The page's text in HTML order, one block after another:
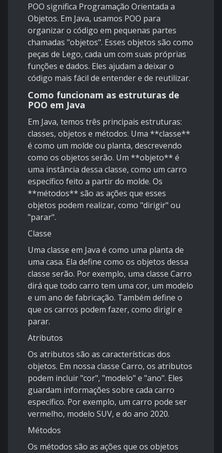
POO significa Programação Orientada a
Objetos. Em Java, usamos POO para
organizar o código em pequenas partes
chamadas "objetos". Esses objetos são como
peças de Lego, cada um com suas próprias
funções e dados. Eles ajudam a deixar o
código mais fácil de entender e de reutilizar.
Como funcionam as estruturas de
POO em Java
Em Java, temos três principais estruturas:
classes, objetos e métodos. Uma **classe**
é como um molde ou planta, descrevendo
como os objetos serão. Um **objeto** é
uma instância dessa classe, como um carro
específico feito a partir do molde. Os
**métodos** são as ações que esses
objetos podem realizar, como "dirigir" ou
"parar".
Classe
Uma classe em Java é como uma planta de
uma casa. Ela define como os objetos dessa
classe serão. Por exemplo, uma classe Carro
dirá que todo carro tem uma cor, um modelo
e um ano de fabricação. Também define o
que os carros podem fazer, como dirigir e
parar.
Atributos
Os atributos são as características dos
objetos. Em nossa classe Carro, os atributos
podem incluir "cor", "modelo" e "ano". Eles
guardam informações sobre cada carro
específico. Por exemplo, um carro pode ser
vermelho, modelo SUV, e do ano 2020.
Métodos
Os métodos são as ações que os objetos